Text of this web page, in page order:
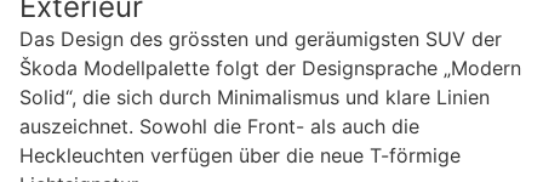
Das Design des grössten und geräumigsten SUV der
Škoda Modellpalette folgt der Designsprache „Modern
Solid“, die sich durch Minimalismus und klare Linien
auszeichnet. Sowohl die Front- als auch die
Heckleuchten verfügen über die neue T-förmige